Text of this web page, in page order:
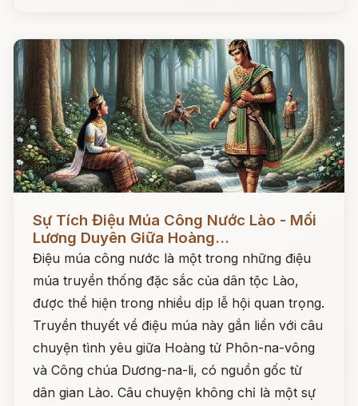
Sự Tích Điệu Múa Công Nước Lào - Mối
Lương Duyên Giữa Hoàng...
Điệu múa công nước là một trong những điệu
múa truyền thống đặc sắc của dân tộc Lào,
được thể hiện trong nhiều dịp lễ hội quan trọng.
Truyền thuyết về điệu múa này gắn liền với câu
chuyện tình yêu giữa Hoàng tử Phôn-na-vông
và Công chúa Dương-na-li, có nguồn gốc từ
dân gian Lào. Câu chuyện không chỉ là một sự